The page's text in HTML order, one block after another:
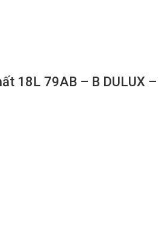
18L 79AB – B DULUX –